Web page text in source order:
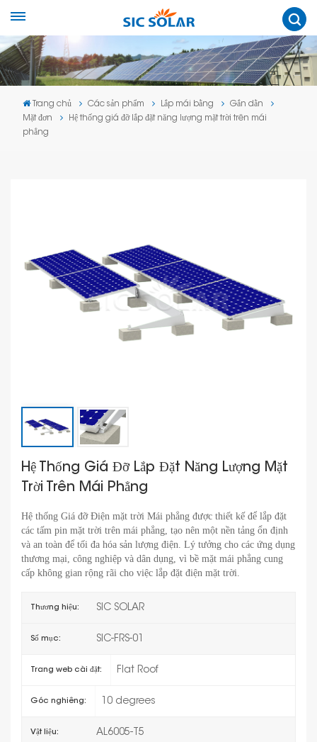
Trang chủ Các sản phẩm Lắp mái bằng
Gắn dằn
Mặt đơn
Hệ thống giá đỡ lắp đặt năng lượng mặt trời trên mái
phẳng
Hệ Thống Giá Đỡ Lắp Đặt Năng Lượng Mặt
Trời Trên Mái Phẳng
Hệ thống Giá đỡ Điện mặt trời Mái phẳng được thiết kế để lắp đặt
các tấm pin mặt trời trên mái phẳng, tạo nên một nền tảng ổn định
và an toàn để tối đa hóa sản lượng điện. Lý tưởng cho các ứng dụng
thương mại, công nghiệp và dân dụng, vì bề mặt mái phẳng cung
cấp không gian rộng rãi cho việc lắp đặt điện mặt trời.
Thương hiệu: SIC SOLAR
Số mục: SIC-FRS-01
Trang web cài đặt: Flat Roof
Góc nghiêng: 10 degrees
Vật liệu: AL6005-T5